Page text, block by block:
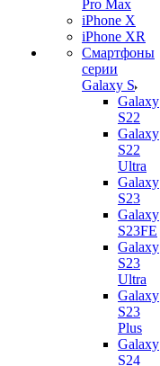
Pro Max
iPhone X
iPhone XR
Смартфоны
серии
Galaxy S
Galaxy
S22
Galaxy
S22
Ultra
Galaxy
S23
Galaxy
S23FE
Galaxy
S23
Ultra
Galaxy
S23
Plus
Galaxy
S24